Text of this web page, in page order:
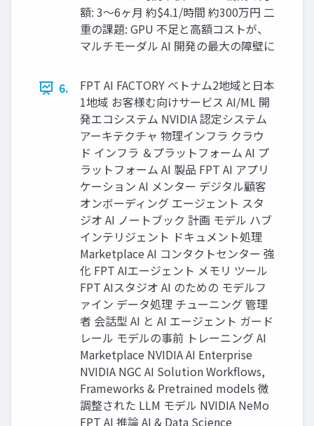
額: 3〜6ヶ⽉ 約$4.1/時間 約300万円 ⼆
重の課題: GPU 不⾜と⾼額コストが、
マルチモーダル AI 開発の最⼤の障壁に
6.
FPT AI FACTORY ベトナム2地域と⽇本
1地域 お客様む向けサービス AI/ML 開
発エコシステム NVIDIA 認定システム
アーキテクチャ 物理インフラ クラウ
ド インフラ ＆プラットフォーム AI プ
ラットフォーム AI 製品 FPT AI アプリ
ケーション AI メンター デジタル顧客
オンボーディング エージェント スタ
ジオ AI ノートブック 計画 モデル ハブ
インテリジェント ドキュメント処理
Marketplace AI コンタクトセンター 強
化 FPT AIエージェント メモリ ツール
FPT AIスタジオ AI のための モデルフ
ァイン データ処理 チューニング 管理
者 会話型 AI と AI エージェント ガード
レール モデルの事前 トレーニング AI
Marketplace NVIDIA AI Enterprise
NVIDIA NGC AI Solution Workflows,
Frameworks & Pretrained models 微
調整された LLM モデル NVIDIA NeMo
FPT AI 推論 AI & Data Science